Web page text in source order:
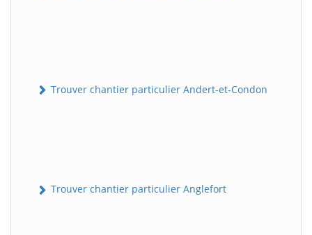
Trouver chantier particulier Andert-et-Condon
Trouver chantier particulier Anglefort